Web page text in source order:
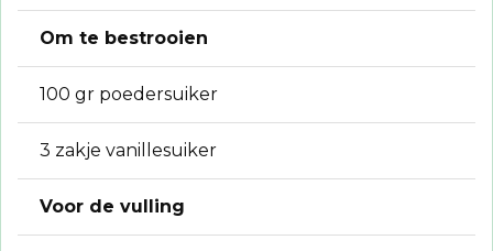
Om te bestrooien
100 gr poedersuiker
3 zakje vanillesuiker
Voor de vulling